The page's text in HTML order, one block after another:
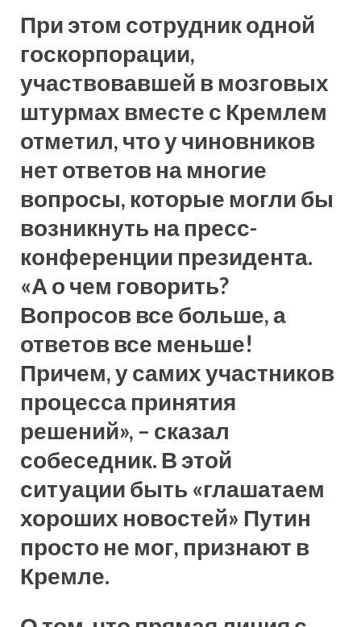
При этом сотрудник одной
госкорпорации,
участвовавшей в мозговых
штурмах вместе с Кремлем
отметил, что у чиновников
нет ответов на многие
вопросы, которые могли бы
возникнуть на пресс-
конференции президента.
«А о чем говорить?
Вопросов все больше, а
ответов все меньше!
Причем, у самих участников
процесса принятия
решений», – сказал
собеседник. В этой
ситуации быть «глашатаем
хороших новостей» Путин
просто не мог, признают в
Кремле.